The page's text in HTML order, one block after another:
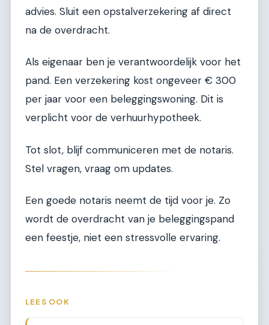
advies. Sluit een opstalverzekering af direct
na de overdracht.
Als eigenaar ben je verantwoordelijk voor het
pand. Een verzekering kost ongeveer € 300
per jaar voor een beleggingswoning. Dit is
verplicht voor de verhuurhypotheek.
Tot slot, blijf communiceren met de notaris.
Stel vragen, vraag om updates.
Een goede notaris neemt de tijd voor je. Zo
wordt de overdracht van je beleggingspand
een feestje, niet een stressvolle ervaring.
LEES OOK